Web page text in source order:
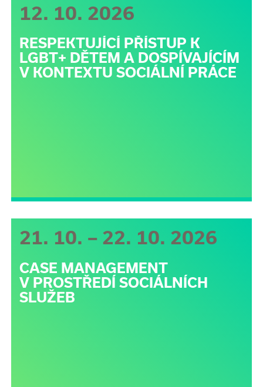
12. 10. 2026
RESPEKTUJÍCÍ PŘÍSTUP K
LGBT+ DĚTEM A DOSPÍVAJÍCÍM
V KONTEXTU SOCIÁLNÍ PRÁCE
21. 10. – 22. 10. 2026
CASE MANAGEMENT
V PROSTŘEDÍ SOCIÁLNÍCH
SLUŽEB